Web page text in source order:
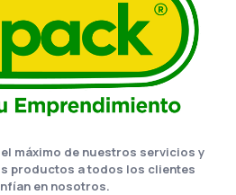
máximo de nuestros servicios y
productos a todos los clientes
en nosotros.